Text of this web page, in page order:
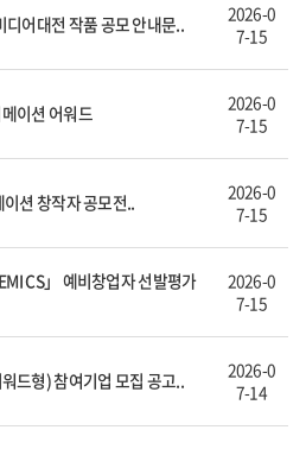
어대전 작품 공모 안내문..
2026-0
7-15
이션 어워드
2026-0
7-15
션 창작자 공모전..
2026-0
7-15
CS」 예비창업자 선발평가
2026-0
7-15
드형) 참여기업 모집 공고..
2026-0
7-14